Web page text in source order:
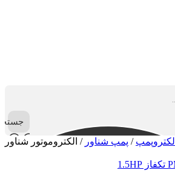
الکتروپمپ / پمپ شناور / الکتروموتور شناور